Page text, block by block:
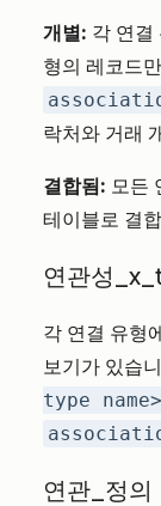
개별: 각 연결
형의 레코드
락처와 거래
결합됨: 모든
테이블로 결
연관성
각 연결 유형
보기가 있습
type name>
연관_정의